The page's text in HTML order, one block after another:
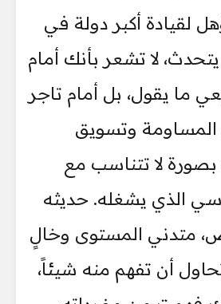
أكبر دولة في
يتحدث، لا تشعر بأنك أمام
ما يقول، بل أمام تاجر
وتسويق
لا تتناسب مع
الذي يشغله. حديثه
متدني المستوى وخالٍ
أن تفهم منه شيئاً،